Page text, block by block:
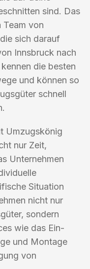
sind. Das
Team von
sich darauf
Innsbruck nach
die besten
und können so
schnell
Umzugskönig
nur Zeit,
Unternehmen
Situation
nicht nur
sondern
wie das Ein-
und Montage
von